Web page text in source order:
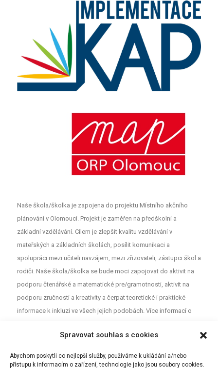
Spravovat souhlas s cookies
Abychom poskytli co nejlepší služby, používáme k ukládání a/nebo
přístupu k informacím o zařízení, technologie jako jsou soubory cookies.
Naše škola/školka je zapojena do projektu Místního akčního
plánování v Olomouci. Projekt je zaměřen na předškolní a
základní vzdělávání. Cílem je zlepšit kvalitu vzdělávání v
mateřských a základních školách, posílit komunikaci a
spolupráci mezi učiteli navzájem, mezi zřizovateli, zástupci škol a
rodiči. Naše škola/školka se bude moci zapojovat do aktivit na
podporu čtenářské a matematické pre/gramotnosti, aktivit na
podporu zručnosti a kreativity a čerpat teoretické i praktické
informace k inkluzi ve všech jejích podobách. Více informací o
vzdělávání mezi rodiči, učiteli a dalšími aktéry z Olomouce jsou